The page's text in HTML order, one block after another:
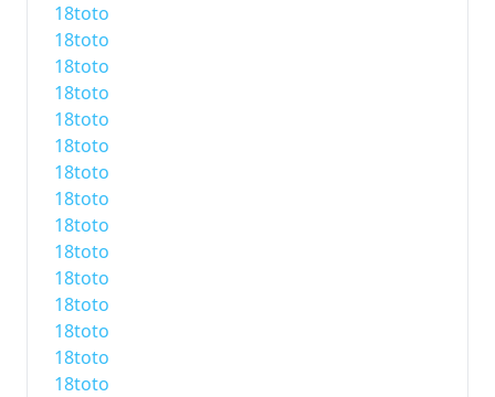
18toto
18toto
18toto
18toto
18toto
18toto
18toto
18toto
18toto
18toto
18toto
18toto
18toto
18toto
18toto